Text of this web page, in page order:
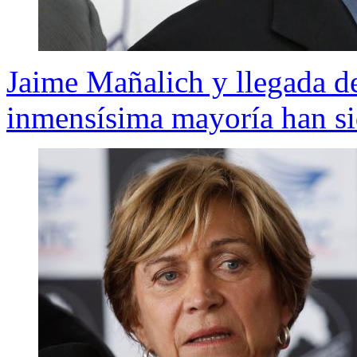
Jaime Mañalich y llegada
inmensísima mayoría han